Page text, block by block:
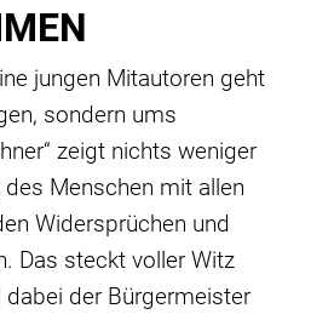
jungen Mitautoren geht
sondern ums
zeigt nichts weniger
Menschen mit allen
Widersprüchen und
Das steckt voller Witz
dabei der Bürgermeister